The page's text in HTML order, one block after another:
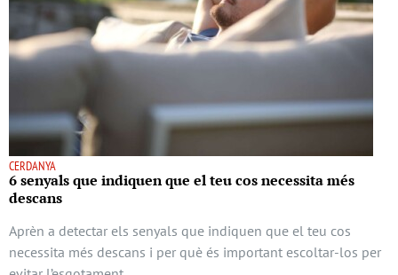
CERDANYA
6 senyals que indiquen que el teu cos necessita més
descans
Aprèn a detectar els senyals que indiquen que el teu cos
necessita més descans i per què és important escoltar-los per